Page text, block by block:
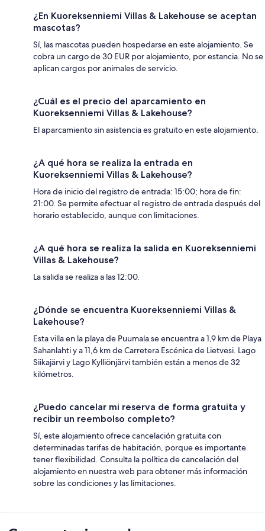
¿En Kuoreksenniemi Villas & Lakehouse se aceptan
mascotas?
Sí, las mascotas pueden hospedarse en este alojamiento. Se
cobra un cargo de 30 EUR por alojamiento, por estancia. No se
aplican cargos por animales de servicio.
¿Cuál es el precio del aparcamiento en
Kuoreksenniemi Villas & Lakehouse?
El aparcamiento sin asistencia es gratuito en este alojamiento.
¿A qué hora se realiza la entrada en
Kuoreksenniemi Villas & Lakehouse?
Hora de inicio del registro de entrada: 15:00; hora de fin:
21:00. Se permite efectuar el registro de entrada después del
horario establecido, aunque con limitaciones.
¿A qué hora se realiza la salida en Kuoreksenniemi
Villas & Lakehouse?
La salida se realiza a las 12:00.
¿Dónde se encuentra Kuoreksenniemi Villas &
Lakehouse?
Esta villa en la playa de Puumala se encuentra a 1,9 km de Playa
Sahanlahti y a 11,6 km de Carretera Escénica de Lietvesi. Lago
Siikajärvi y Lago Kylliönjärvi también están a menos de 32
kilómetros.
¿Puedo cancelar mi reserva de forma gratuita y
recibir un reembolso completo?
Sí, este alojamiento ofrece cancelación gratuita con
determinadas tarifas de habitación, porque es importante
tener flexibilidad. Consulta la política de cancelación del
alojamiento en nuestra web para obtener más información
sobre las condiciones y las limitaciones.